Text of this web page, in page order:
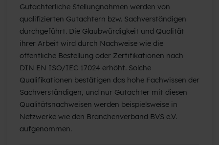
Gutachterliche Stellungnahmen werden von
qualifizierten Gutachtern bzw. Sachverständigen
durchgeführt. Die Glaubwürdigkeit und Qualität
ihrer Arbeit wird durch Nachweise wie die
öffentliche Bestellung oder Zertifikationen nach
DIN EN ISO/IEC 17024 erhöht. Solche
Qualifikationen bestätigen das hohe Fachwissen der
Sachverständigen, und nur Gutachter mit diesen
Qualitätsnachweisen werden beispielsweise in
Netzwerke wie den Branchenverband BVS e.V.
aufgenommen.